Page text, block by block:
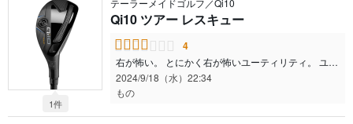
1件
テーラーメイドゴルフ／Qi10
Qi10 ツアー レスキュー
4
右が怖い。 とにかく右が怖いユーティリティ。 ユーティリティでスライスが怖いって使いにくくて仕方ない。 シム、ステルス、ステルス2とこの形を使用してきましたが、今回のは使いにくい。 打点が安定しないので非常に打ちにくかったです。 以前ステルスプラスを使用していた際、気持ち悪さを感じていたのでヘッドを買い替えたら上手く打てるようになったことがありました。 今回もたまたま手にしたものがダメだったのか、安く中古が出回ってきたら打ってみたいですが、今回から吊るしではあまり見なくなったので球数がないかもしれませんね。 今はステルス2に戻って安心して使えています。 こっちの方が圧倒的にかっこいいのになぁ。
2024/9/18（水）22:34
もの